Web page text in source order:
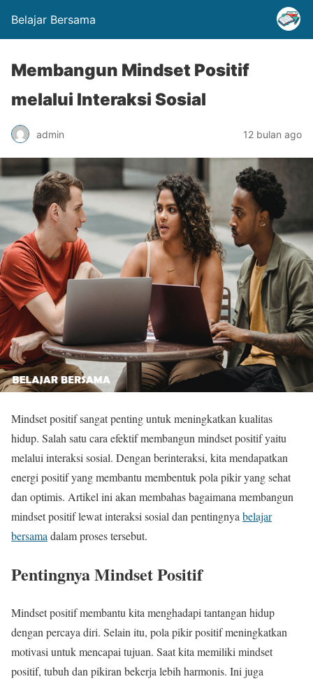
Belajar Bersama
Membangun Mindset Positif
melalui Interaksi Sosial
admin 12 bulan ago
Mindset positif sangat penting untuk meningkatkan kualitas
hidup. Salah satu cara efektif membangun mindset positif yaitu
melalui interaksi sosial. Dengan berinteraksi, kita mendapatkan
energi positif yang membantu membentuk pola pikir yang sehat
dan optimis. Artikel ini akan membahas bagaimana membangun
mindset positif lewat interaksi sosial dan pentingnya belajar
bersama dalam proses tersebut.
Pentingnya Mindset Positif
Mindset positif membantu kita menghadapi tantangan hidup
dengan percaya diri. Selain itu, pola pikir positif meningkatkan
motivasi untuk mencapai tujuan. Saat kita memiliki mindset
positif, tubuh dan pikiran bekerja lebih harmonis. Ini juga